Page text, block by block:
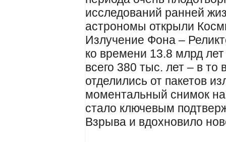
исследований ранней
астрономы открыли
Излучение Фона –
ко времени 13.8 млрд
всего 380 тыс. лет – в
отделились от пакетов
моментальный снимок
стало ключевым
Взрыва и вдохновило